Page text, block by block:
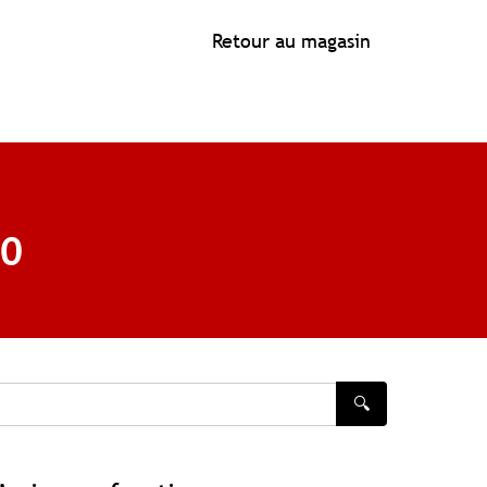
Retour au magasin
🔍